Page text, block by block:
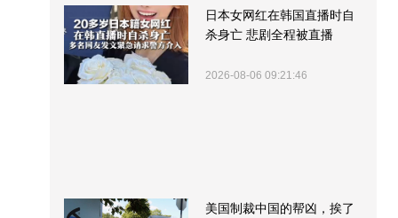
日本女网红在韩国直播时自
杀身亡 悲剧全程被直播
2026-08-06 09:21:46
美国制裁中国的帮凶，挨了